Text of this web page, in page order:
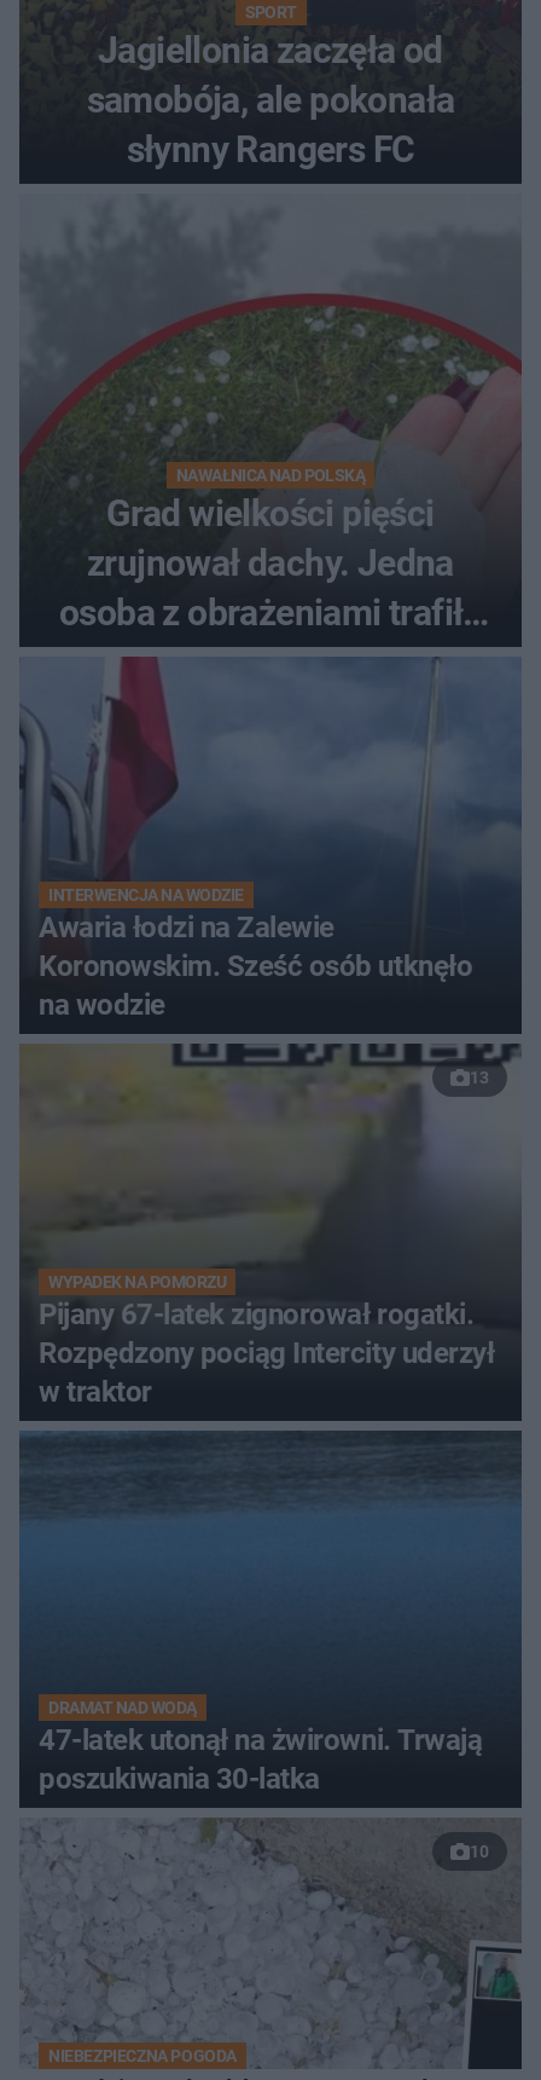
SPORT
Jagiellonia zaczęła od
samobója, ale pokonała
słynny Rangers FC
NAWAŁNICA NAD POLSKĄ
Grad wielkości pięści
zrujnował dachy. Jedna
osoba z obrażeniami trafiła
do szpitala
INTERWENCJA NA WODZIE
Awaria łodzi na Zalewie
Koronowskim. Sześć osób utknęło
na wodzie
13
WYPADEK NA POMORZU
Pijany 67-latek zignorował rogatki.
Rozpędzony pociąg Intercity uderzył
w traktor
DRAMAT NAD WODĄ
47-latek utonął na żwirowni. Trwają
poszukiwania 30-latka
10
NIEBEZPIECZNA POGODA